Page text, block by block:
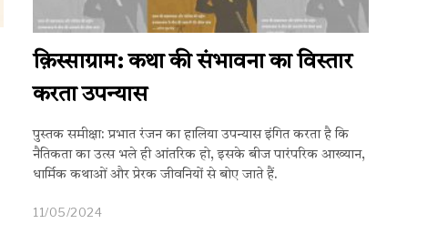
क़िस्साग्राम: कथा की संभावना का विस्तार
करता उपन्यास
पुस्तक समीक्षा: प्रभात रंजन का हालिया उपन्यास इंगित करता है कि
नैतिकता का उत्स भले ही आंतरिक हो, इसके बीज पारंपरिक आख्यान,
धार्मिक कथाओं और प्रेरक जीवनियों से बोए जाते हैं.
11/05/2024